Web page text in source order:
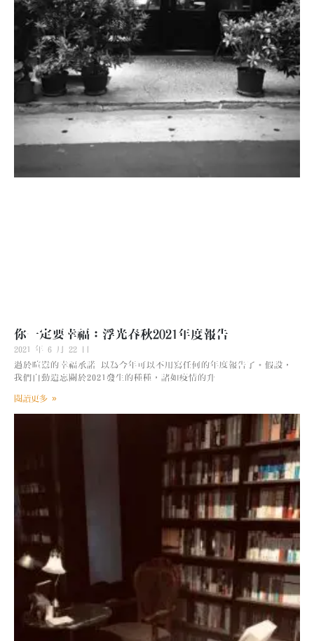
你一定要幸福：浮光春秋2021年度報告
2021 年 6 月 22 日
過於喧囂的幸福承諾 以為今年可以不用寫任何的年度報告了。假設，
我們自動遺忘關於2021發生的種種，諸如疫情的升
閱讀更多 »